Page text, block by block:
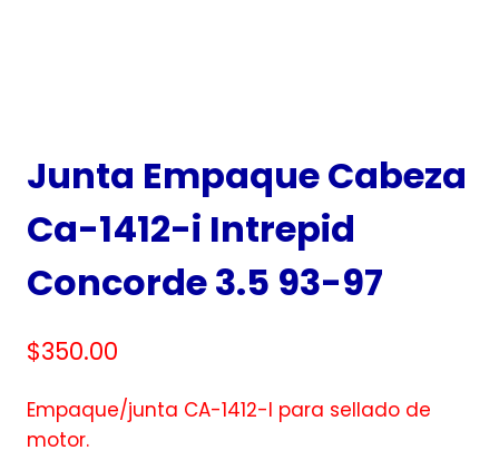
Junta Empaque Cabeza
Ca-1412-i Intrepid
Concorde 3.5 93-97
$350.00
Empaque/junta CA-1412-I para sellado de
motor.